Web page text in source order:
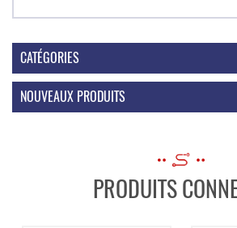
CATÉGORIES
NOUVEAUX PRODUITS
PRODUITS